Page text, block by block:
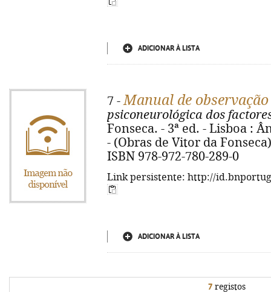
ADICIONAR À LISTA
7 -Manual de
psiconeurológica dos
Fonseca. - 3ª ed. - Lisboa :
- (Obras de Vitor da
ISBN 978-972-780-289-0
Link persistente: http://
ADICIONAR À LISTA
7 registos